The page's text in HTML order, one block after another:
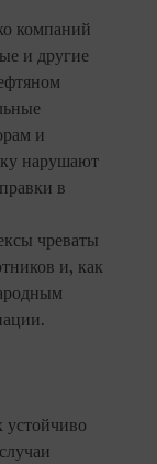
компаний
и другие
и
нарушают
в
чреваты
и, как
устойчиво